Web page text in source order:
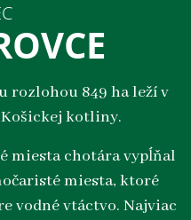
rozlohou 849 ha leží v
kotliny.
miesta chotára vypĺňal
miesta, ktoré
vodné vtáctvo. Najviac